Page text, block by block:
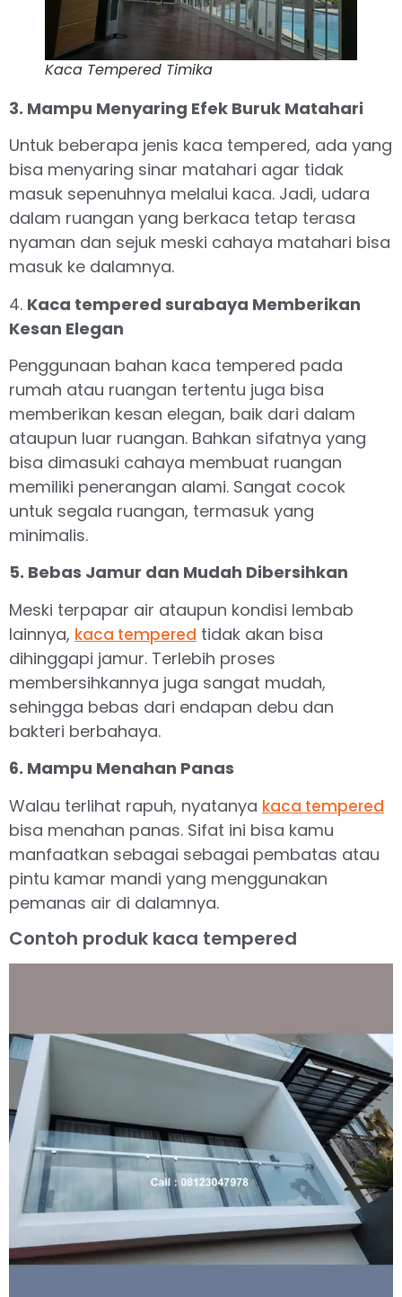
Kaca Tempered Timika
3. Mampu Menyaring Efek Buruk Matahari
Untuk beberapa jenis kaca tempered, ada yang
bisa menyaring sinar matahari agar tidak
masuk sepenuhnya melalui kaca. Jadi, udara
dalam ruangan yang berkaca tetap terasa
nyaman dan sejuk meski cahaya matahari bisa
masuk ke dalamnya.
4. Kaca tempered surabaya Memberikan
Kesan Elegan
Penggunaan bahan kaca tempered pada
rumah atau ruangan tertentu juga bisa
memberikan kesan elegan, baik dari dalam
ataupun luar ruangan. Bahkan sifatnya yang
bisa dimasuki cahaya membuat ruangan
memiliki penerangan alami. Sangat cocok
untuk segala ruangan, termasuk yang
minimalis.
5. Bebas Jamur dan Mudah Dibersihkan
Meski terpapar air ataupun kondisi lembab
lainnya, kaca tempered tidak akan bisa
dihinggapi jamur. Terlebih proses
membersihkannya juga sangat mudah,
sehingga bebas dari endapan debu dan
bakteri berbahaya.
6. Mampu Menahan Panas
Walau terlihat rapuh, nyatanya kaca tempered
bisa menahan panas. Sifat ini bisa kamu
manfaatkan sebagai sebagai pembatas atau
pintu kamar mandi yang menggunakan
pemanas air di dalamnya.
Contoh produk kaca tempered